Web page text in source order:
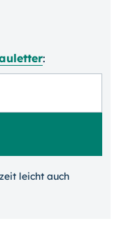
:
leicht auch